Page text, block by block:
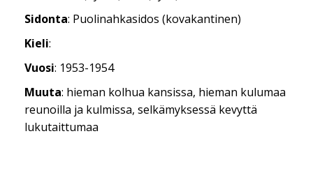
Sidonta: Puolinahkasidos (kovakantinen)
Kieli:
Vuosi: 1953-1954
Muuta: hieman kolhua kansissa, hieman kulumaa
reunoilla ja kulmissa, selkämyksessä kevyttä
lukutaittumaa